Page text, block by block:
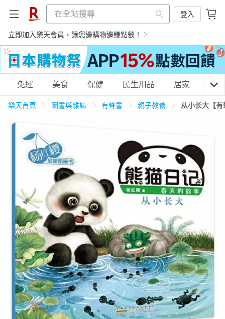
登入
立即加入樂天會員，讓您邊購物邊賺點數！
購物網分類
天天免運
3C家電 運動休閒 親子玩具
女裝 男裝 情趣用品
日本購物 電子/紙本書
HOT
免運 美食 保健 民生用品 居家 3C
樂天首頁 圖書與雜誌 有聲書 親子教養 从小长大【有